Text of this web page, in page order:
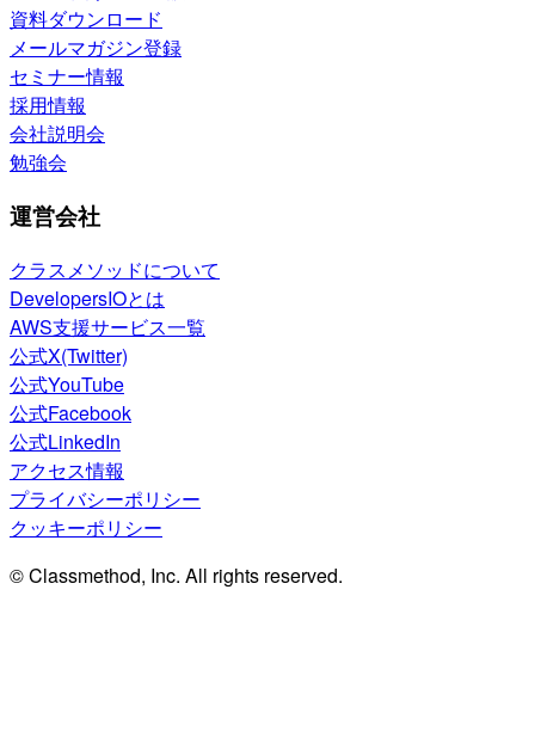
資料ダウンロード
メールマガジン登録
セミナー情報
採用情報
会社説明会
勉強会
運営会社
クラスメソッドについて
DevelopersIOとは
AWS支援サービス一覧
公式X(Twitter)
公式YouTube
公式Facebook
公式LinkedIn
アクセス情報
プライバシーポリシー
クッキーポリシー
© Classmethod, Inc. All rights reserved.